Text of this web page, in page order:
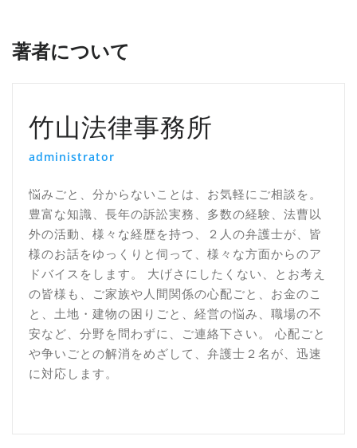
ビ
ゲ
シ
ョ
ン
著者について
竹山法律事務所
administrator
悩みごと、分からないことは、お気軽にご相談を。
豊富な知識、長年の訴訟実務、多数の経験、法曹以
外の活動、様々な経歴を持つ、２人の弁護士が、皆
様のお話をゆっくりと伺って、様々な方面からのア
ドバイスをします。 大げさにしたくない、とお考え
の皆様も、ご家族や人間関係の心配ごと、お金のこ
と、土地・建物の困りごと、経営の悩み、職場の不
安など、分野を問わずに、ご連絡下さい。 心配ごと
や争いごとの解消をめざして、弁護士２名が、迅速
に対応します。